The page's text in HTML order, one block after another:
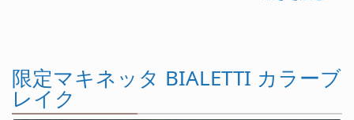
限定マキネッタ BIALETTI カラーブ
レイク